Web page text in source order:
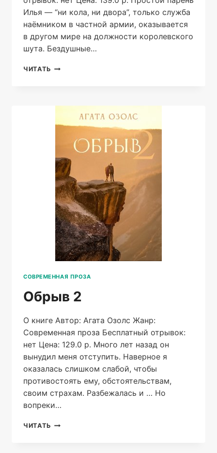
Илья — “ни кола, ни двора”, только служба
наёмником в частной армии, оказывается
в другом мире на должности королевского
шута. Бездушные…
ЧИТАТЬ КОРОЛЕВСКИЙ
СОВРЕМЕННАЯ ПРОЗА
Обрыв 2
О книге Автор: Агата Озолс Жанр:
Современная проза Бесплатный отрывок:
нет Цена: 129.0 р. Много лет назад он
вынудил меня отступить. Наверное я
оказалась слишком слабой, чтобы
противостоять ему, обстоятельствам,
своим страхам. Разбежалась и … Но
вопреки…
ЧИТАТЬ ОБРЫВ